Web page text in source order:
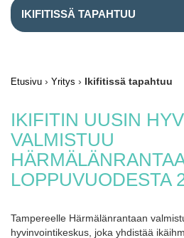
IKIFITISSÄ TAPAHTUU
Etusivu › Yritys › Ikifitissä tapahtuu
IKIFITIN UUSIN
VALMISTUU
LOPPUVUODESTA
Tampereelle Härmälänrantaan
hyvinvointikeskus, joka yhdistää